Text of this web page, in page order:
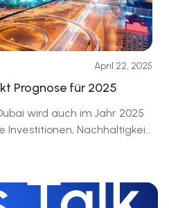
April 22, 2025
Prognose für 2025
wird auch im Jahr 2025
Investitionen, Nachhaltigkeit